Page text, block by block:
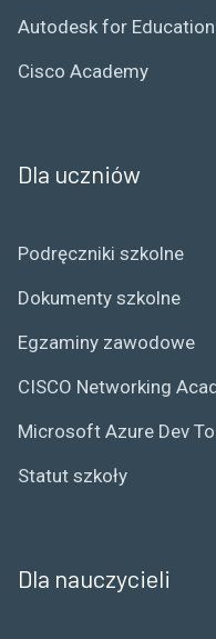
Autodesk for Education
Cisco Academy
Dla uczniów
Podręczniki szkolne
Dokumenty szkolne
Egzaminy zawodowe
CISCO Networking
Microsoft Azure Dev
Statut szkoły
Dla nauczycieli